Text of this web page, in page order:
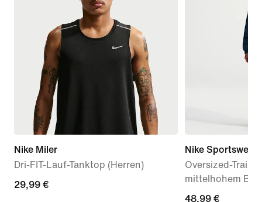
Nike Miler
Dri-FIT-Lauf-Tanktop (Herren)
29,99 €
29,99 €
Nike Sportswear
Oversized-
mittelhohem
current
48,99 €